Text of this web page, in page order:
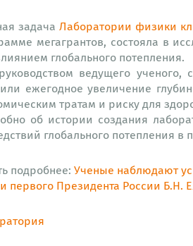
задача Лаборатории физики
мегагрантов, состояла в
глобального потепления.
ведущего
ежегодное увеличение
тратам и риску для
об истории создания
глобального потепления
подробнее: Ученые наблюдают
первого Президента России Б.Н.